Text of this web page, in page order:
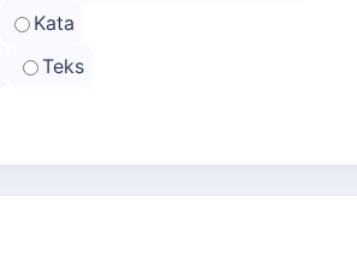
Kata
Teks